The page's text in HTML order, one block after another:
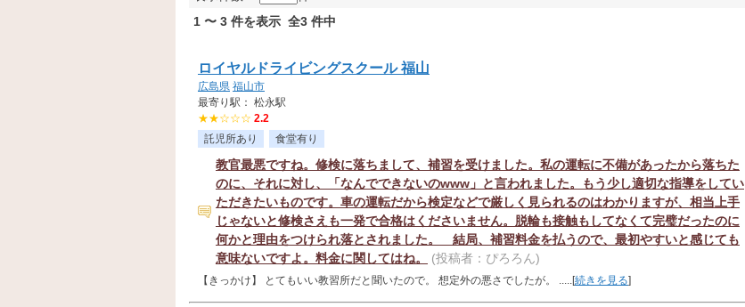
1 〜 3 件を表示 全3 件中
ロイヤルドライビングスクール 福山
広島県 福山市
最寄り駅： 松永駅
★★☆☆☆ 2.2
託児所あり
食堂有り
教官最悪ですね。修検に落ちまして、補習を受けました。私の運転に不備があったから落ちた
のに、それに対し、「なんでできないのwww」と言われました。もう少し適切な指導をしてい
ただきたいものです。車の運転だから検定などで厳しく見られるのはわかりますが、相当上手
じゃないと修検さえも一発で合格はくださいません。脱輪も接触もしてなくて完璧だったのに
何かと理由をつけられ落とされました。 結局、補習料金を払うので、最初やすいと感じても
意味ないですよ。料金に関してはね。
(投稿者：ぴろろん)
【きっかけ】 とてもいい教習所だと聞いたので。 想定外の悪さでしたが。 .....[続きを見る]